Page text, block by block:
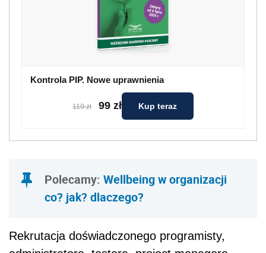
Kontrola PIP. Nowe uprawnienia
119 zł 99 zł Kup teraz
Polecamy: Wellbeing w organizacji
co? jak? dlaczego?
Rekrutacja doświadczonego programisty,